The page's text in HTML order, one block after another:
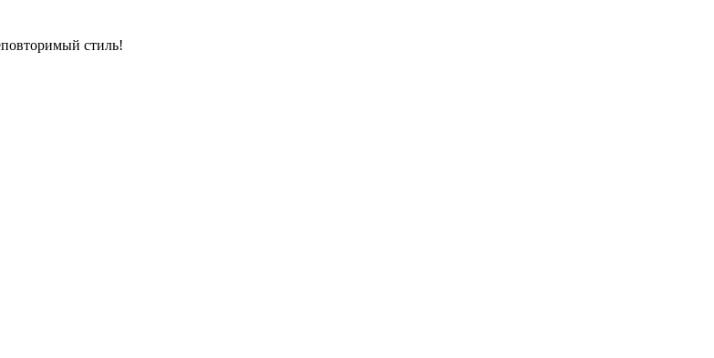
стиль!